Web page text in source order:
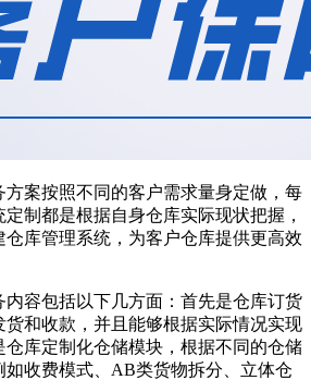
方案按照不同的客户需求量身定做，每
制都是根据自身仓库实际现状把握，
库管理系统，为客户仓库提供更高效
内容包括以下几方面：首先是仓库订货
货和收款，并且能够根据实际情况实现
库定制化仓储模块，根据不同的仓储
如收费模式、AB类货物拆分、立体仓